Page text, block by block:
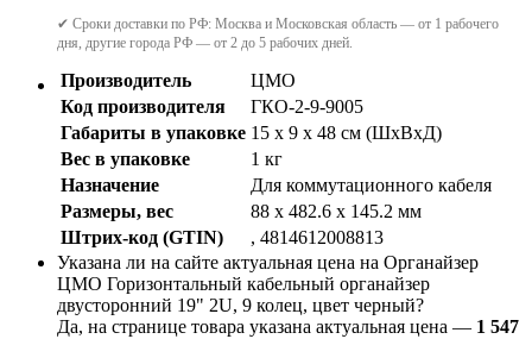
✔ Сроки доставки по РФ: Москва и Московская область — от 1 рабочего
дня, другие города РФ — от 2 до 5 рабочих дней.
Производитель
ЦМО
Код производителя
ГКО-2-9-9005
Габариты в упаковке 15 x 9 x 48 см (ШхВхД)
Вес в упаковке
1 кг
Назначение
Для коммутационного кабеля
Размеры, вес
88 x 482.6 x 145.2 мм
Штрих-код (GTIN)
, 4814612008813
Указана ли на сайте актуальная цена на Органайзер
ЦМО Горизонтальный кабельный органайзер
двусторонний 19" 2U, 9 колец, цвет черный?
Да, на странице товара указана актуальная цена — 1 547